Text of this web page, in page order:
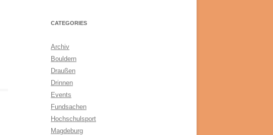
CATEGORIES
Archiv
Bouldern
Draußen
Drinnen
Events
Fundsachen
Hochschulsport
Magdeburg